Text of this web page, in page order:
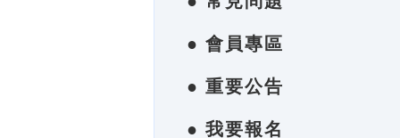
● 會員專區
● 重要公告
● 我要報名